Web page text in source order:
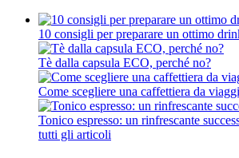
10 consigli per preparare un ottimo
Tè dalla capsula ECO, perché no?
Come scegliere una caffettiera da
Tonico espresso: un rinfrescante
tutti gli articoli